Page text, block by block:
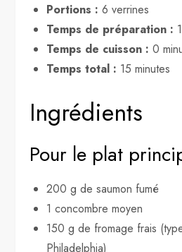
Portions : 6 verrines
Temps de préparation :
Temps de cuisson : 0
Temps total : 15 minutes
Ingrédients
Pour le plat
200 g de saumon fumé
1 concombre moyen
150 g de fromage frais
Philadelphia)